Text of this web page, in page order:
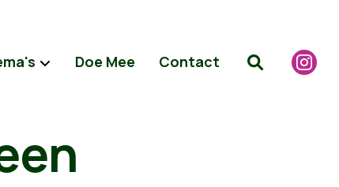
Doe Mee Contact